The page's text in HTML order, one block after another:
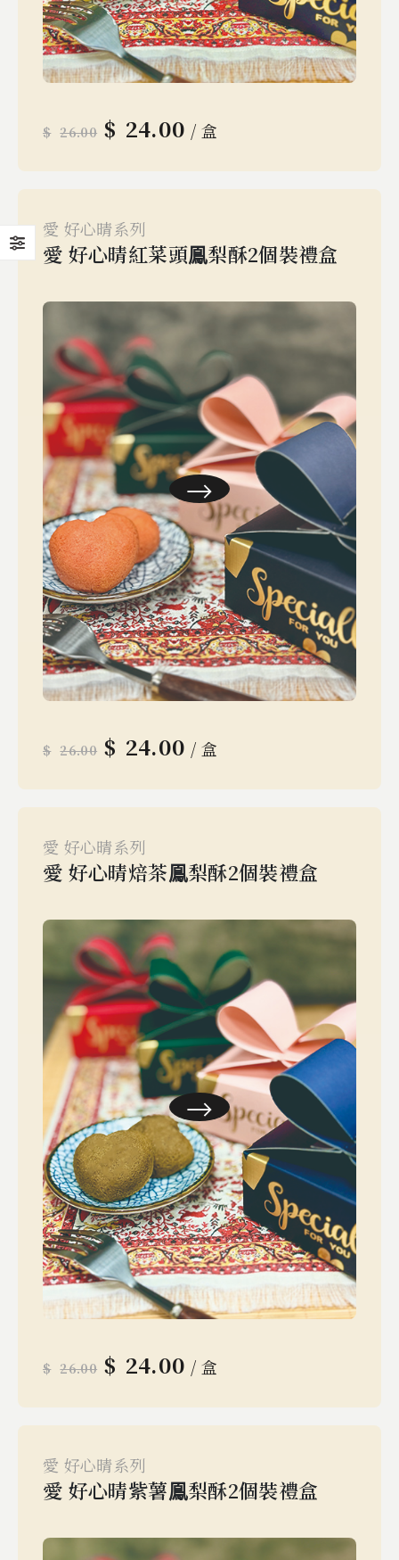
$ 26.00 $ 24.00 / 盒
愛 好心晴系列
愛 好心晴紅菜頭鳯梨酥2個裝禮盒
$ 26.00 $ 24.00 / 盒
愛 好心晴系列
愛 好心晴焙茶鳯梨酥2個裝禮盒
$ 26.00 $ 24.00 / 盒
愛 好心晴系列
愛 好心晴紫薯鳯梨酥2個裝禮盒